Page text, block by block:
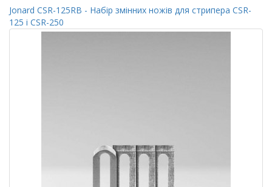
Jonard CSR-125RB - Набір змінних ножів для стрипера CSR-
125 і CSR-250